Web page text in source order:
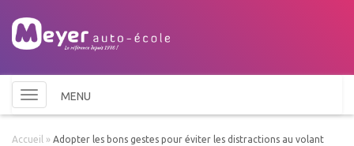
Toggle
navigation
MENU
Accueil » Adopter les bons gestes pour éviter les distractions au volant